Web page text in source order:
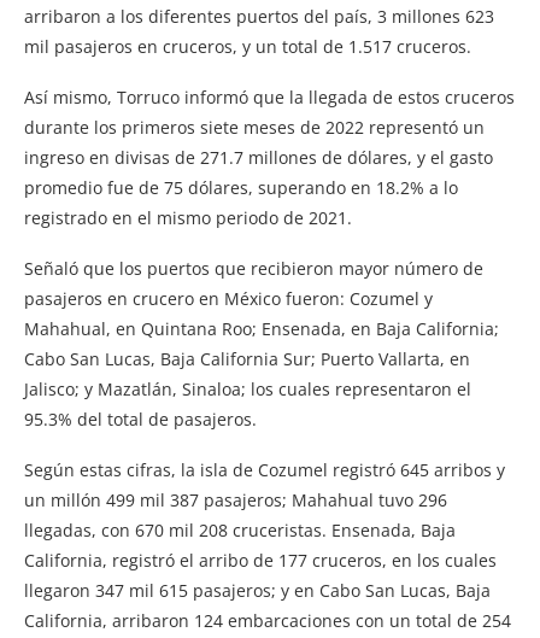
arribaron a los diferentes puertos del país, 3 millones 623
mil pasajeros en cruceros, y un total de 1.517 cruceros.
Así mismo, Torruco informó que la llegada de estos cruceros
durante los primeros siete meses de 2022 representó un
ingreso en divisas de 271.7 millones de dólares, y el gasto
promedio fue de 75 dólares, superando en 18.2% a lo
registrado en el mismo periodo de 2021.
Señaló que los puertos que recibieron mayor número de
pasajeros en crucero en México fueron: Cozumel y
Mahahual, en Quintana Roo; Ensenada, en Baja California;
Cabo San Lucas, Baja California Sur; Puerto Vallarta, en
Jalisco; y Mazatlán, Sinaloa; los cuales representaron el
95.3% del total de pasajeros.
Según estas cifras, la isla de Cozumel registró 645 arribos y
un millón 499 mil 387 pasajeros; Mahahual tuvo 296
llegadas, con 670 mil 208 cruceristas. Ensenada, Baja
California, registró el arribo de 177 cruceros, en los cuales
llegaron 347 mil 615 pasajeros; y en Cabo San Lucas, Baja
California, arribaron 124 embarcaciones con un total de 254